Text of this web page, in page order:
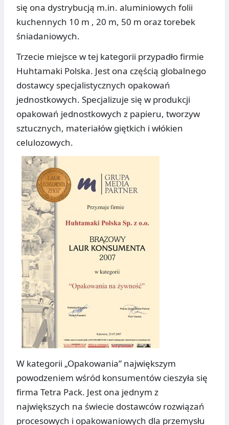
się ona dystrybucją m.in. aluminiowych folii
kuchennych 10 m , 20 m, 50 m oraz torebek
śniadaniowych.
Trzecie miejsce w tej kategorii przypadło firmie
Huhtamaki Polska. Jest ona częścią globalnego
dostawcy specjalistycznych opakowań
jednostkowych. Specjalizuje się w produkcji
opakowań jednostkowych z papieru, tworzyw
sztucznych, materiałów giętkich i włókien
celulozowych.
W kategorii „Opakowania” największym
powodzeniem wśród konsumentów cieszyła się
firma Tetra Pack. Jest ona jednym z
największych na świecie dostawców rozwiązań
procesowych i opakowaniowych dla przemysłu